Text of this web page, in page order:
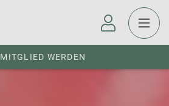
MITGLIED WERDEN